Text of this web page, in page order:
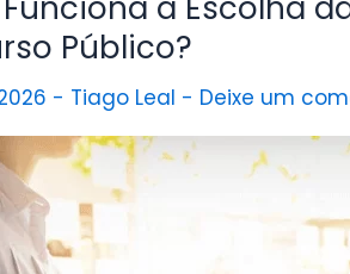
Público?
- Tiago Leal - Deixe um